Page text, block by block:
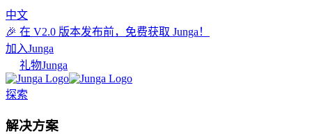
中文
🎉 在 V2.0 版本发布前，免费获取 Junga！
加入Junga
礼物Junga
探索
解决方案